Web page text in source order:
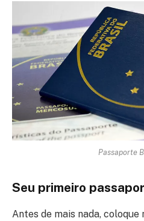
Passaporte
Seu primeiro
Antes de mais nada, coloque